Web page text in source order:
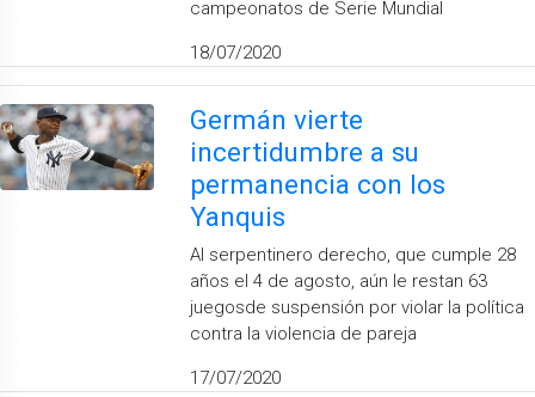
campeonatos de Serie Mundial
18/07/2020
Germán vierte
incertidumbre a su
permanencia con los
Yanquis
Al serpentinero derecho, que cumple 28
años el 4 de agosto, aún le restan 63
juegosde suspensión por violar la política
contra la violencia de pareja
17/07/2020